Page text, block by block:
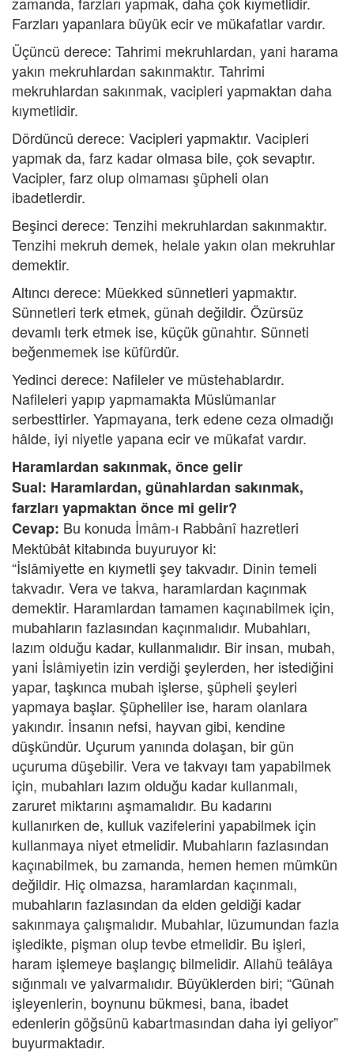
Farzları yapanlara büyük ecir ve mükafatlar vardır.
Üçüncü derece: Tahrimi mekruhlardan, yani harama
yakın mekruhlardan sakınmaktır. Tahrimi
mekruhlardan sakınmak, vacipleri yapmaktan daha
kıymetlidir.
Dördüncü derece: Vacipleri yapmaktır. Vacipleri
yapmak da, farz kadar olmasa bile, çok sevaptır.
Vacipler, farz olup olmaması şüpheli olan
ibadetlerdir.
Beşinci derece: Tenzihi mekruhlardan sakınmaktır.
Tenzihi mekruh demek, helale yakın olan mekruhlar
demektir.
Altıncı derece: Müekked sünnetleri yapmaktır.
Sünnetleri terk etmek, günah değildir. Özürsüz
devamlı terk etmek ise, küçük günahtır. Sünneti
beğenmemek ise küfürdür.
Yedinci derece: Nafileler ve müstehablardır.
Nafileleri yapıp yapmamakta Müslümanlar
serbesttirler. Yapmayana, terk edene ceza olmadığı
hâlde, iyi niyetle yapana ecir ve mükafat vardır.
Haramlardan sakınmak, önce gelir
Sual: Haramlardan, günahlardan sakınmak,
farzları yapmaktan önce mi gelir?
Cevap: Bu konuda İmâm-ı Rabbânî hazretleri
Mektûbât kitabında buyuruyor ki:
“İslâmiyette en kıymetli şey takvadır. Dinin temeli
takvadır. Vera ve takva, haramlardan kaçınmak
demektir. Haramlardan tamamen kaçınabilmek için,
mubahların fazlasından kaçınmalıdır. Mubahları,
lazım olduğu kadar, kullanmalıdır. Bir insan, mubah,
yani İslâmiyetin izin verdiği şeylerden, her istediğini
yapar, taşkınca mubah işlerse, şüpheli şeyleri
yapmaya başlar. Şüpheliler ise, haram olanlara
yakındır. İnsanın nefsi, hayvan gibi, kendine
düşkündür. Uçurum yanında dolaşan, bir gün
uçuruma düşebilir. Vera ve takvayı tam yapabilmek
için, mubahları lazım olduğu kadar kullanmalı,
zaruret miktarını aşmamalıdır. Bu kadarını
kullanırken de, kulluk vazifelerini yapabilmek için
kullanmaya niyet etmelidir. Mubahların fazlasından
kaçınabilmek, bu zamanda, hemen hemen mümkün
değildir. Hiç olmazsa, haramlardan kaçınmalı,
mubahların fazlasından da elden geldiği kadar
sakınmaya çalışmalıdır. Mubahlar, lüzumundan fazla
işledikte, pişman olup tevbe etmelidir. Bu işleri,
haram işlemeye başlangıç bilmelidir. Allahü teâlâya
sığınmalı ve yalvarmalıdır. Büyüklerden biri; “Günah
işleyenlerin, boynunu bükmesi, bana, ibadet
edenlerin göğsünü kabartmasından daha iyi geliyor”
buyurmaktadır.